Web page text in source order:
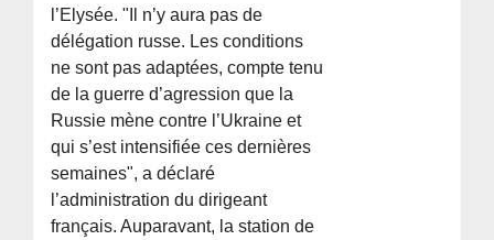
l’Elysée. "Il n’y aura pas de
délégation russe. Les conditions
ne sont pas adaptées, compte tenu
de la guerre d’agression que la
Russie mène contre l’Ukraine et
qui s’est intensifiée ces dernières
semaines", a déclaré
l’administration du dirigeant
français. Auparavant, la station de